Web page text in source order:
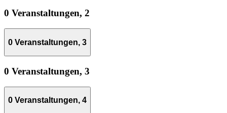
0 Veranstaltungen, 2
0 Veranstaltungen, 3
0 Veranstaltungen, 3
0 Veranstaltungen, 4